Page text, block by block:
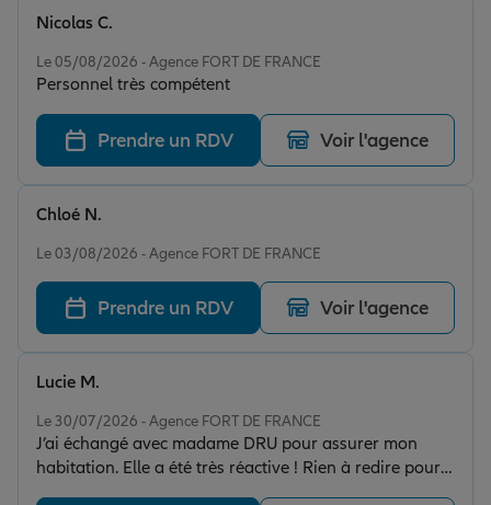
Le 05/08/2026 - Agence FORT DE FRANCE
Personnel très compétent
Nicolas C.
Prendre un RDV Voir l'agence
Le 03/08/2026 - Agence FORT DE FRANCE
Chloé N.
Prendre un RDV Voir l'agence
Le 30/07/2026 - Agence FORT DE FRANCE
J’ai échangé avec madame DRU pour assurer mon
habitation. Elle a été très réactive ! Rien à redire pour
le moment !
Lucie M.